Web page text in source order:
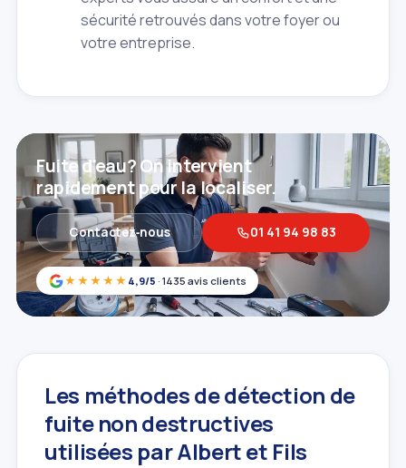
sécurité retrouvés dans votre foyer ou
votre entreprise.
★★★★★ 4,9/5 · 1435 avis clients
Fuite d'eau? On intervient
rapidement pour la localiser.
Contactez‑nous 01 41 94 98 83
Les méthodes de détection de
fuite non destructives
utilisées par Albert et Fils